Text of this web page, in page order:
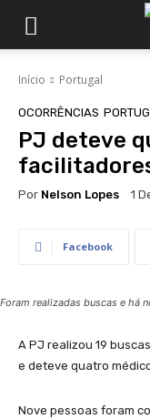
Início Portugal
OCORRÊNCIAS
PJ deteve
Por Nelson Lopes 1
Facebook
Foram realizadas buscas e há
A PJ realizou 19
e deteve quatro
Nove pessoas foram